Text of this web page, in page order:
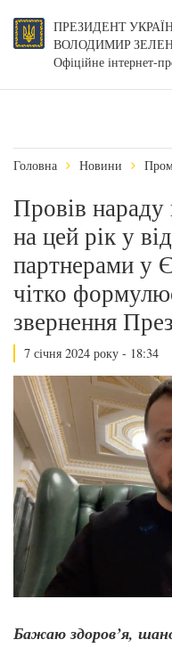
ПРЕЗИДЕНТ
ВОЛОДИМИР
Офіційне інтернет-
Головна Новини
Провів
на цей рік у
партнерами у
чітко
звернення
7 січня 2024 року - 18:34
Бажаю здоров’я,